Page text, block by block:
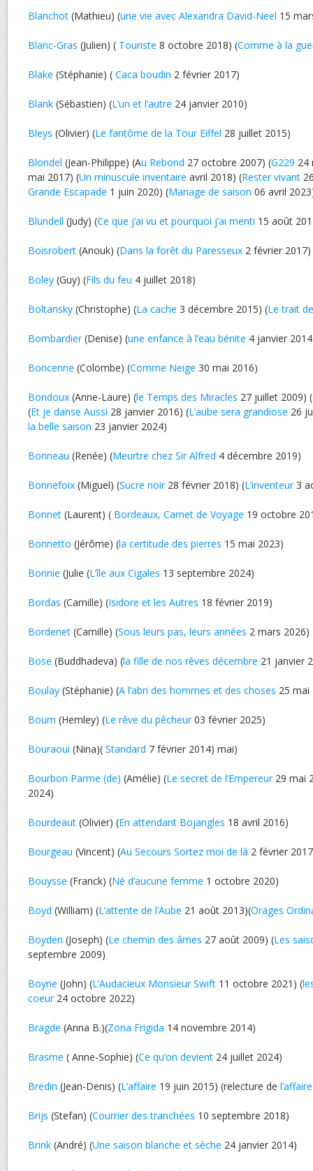
Blanchot (Mathieu) (une vie avec Alexandra David-Neel 15
Blanc-Gras (Julien) ( Touriste 8 octobre 2018) (Comme à la
Blake (Stéphanie) ( Caca boudin 2 février 2017)
Blank (Sébastien) (L’un et l’autre 24 janvier 2010)
Bleys (Olivier) (Le fantôme de la Tour Eiffel 28 juillet 2015)
Blondel (Jean-Philippe) (Au Rebond 27 octobre 2007) (G229 24
mai 2017) (Un minuscule inventaire avril 2018) (Rester vivant
Grande Escapade 1 juin 2020) (Mariage de saison 06 avril
Blundell (Judy) (Ce que j’ai vu et pourquoi j’ai menti 15 août
Boisrobert (Anouk) (Dans la forêt du Paresseux 2 février 2017)
Boley (Guy) (Fils du feu 4 juillet 2018)
Boltansky (Christophe) (La cache 3 décembre 2015) (Le trait
Bombardier(Denise) (une enfance à l’eau bénite 4 janvier
Boncenne (Colombe) (Comme Neige 30 mai 2016)
Bondoux (Anne-Laure) (le Temps des Miracles 27 juillet 2009) (
(Et je danse Aussi 28 janvier 2016) (L’aube sera grandiose 26
la belle saison 23 janvier 2024)
Bonneau (Renée) (Meurtre chez Sir Alfred 4 décembre 2019)
Bonnefoix (Miguel) (Sucre noir28 février 2018) (L’inventeur3
Bonnet (Laurent) ( Bordeaux, Carnet de Voyage 19 octobre
Bonnetto (Jérôme) (la certitude des pierres 15 mai 2023)
Bonnie (Julie (L’île aux Cigales 13 septembre 2024)
Bordas (Camille) (Isidore et les Autres 18 février 2019)
Bordenet (Camille) (Sous leurs pas, leurs années 2 mars 2026)
Bose (Buddhadeva) (la fille de nos rêves décembre 21 janvier
Boulay (Stéphanie) (A l’abri des hommes et des choses 25 mai
Boum (Hemley) (Le rêve du pêcheur03 février 2025)
Bouraoui (Nina)( Standard 7 février 2014) mai)
Bourbon Parme (de) (Amélie) (Le secret de l’Empereur 29 mai
2024)
Bourdeaut (Olivier) (En attendant Bojangles 18 avril 2016)
Bourgeau (Vincent) (Au Secours Sortez moi de là 2 février
Bouysse (Franck) (Né d’aucune femme 1 octobre 2020)
Boyd (William) (L’attente de l’Aube 21 août 2013)(Orages
Boyden (Joseph) (Le chemin des âmes 27 août 2009) (Les
septembre 2009)
Boyne (John) (L’Audacieux Monsieur Swift 11 octobre 2021) (
coeur24 octobre 2022)
Bragde (Anna B.)(Zona Frigida 14 novembre 2014)
Brasme ( Anne-Sophie) (Ce qu’on devient 24 juillet 2024)
Bredin (Jean-Denis) (L’affaire 19 juin 2015) (relecture de l’affaire
Brijs (Stefan) (Courrier des tranchées 10 septembre 2018)
Brink (André) (Une saison blanche et sèche 24 janvier 2014)